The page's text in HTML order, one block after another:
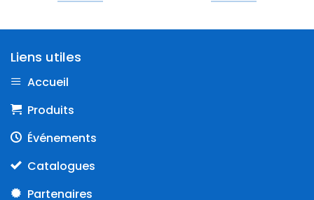
Liens utiles
Accueil
Produits
Événements
Catalogues
Partenaires